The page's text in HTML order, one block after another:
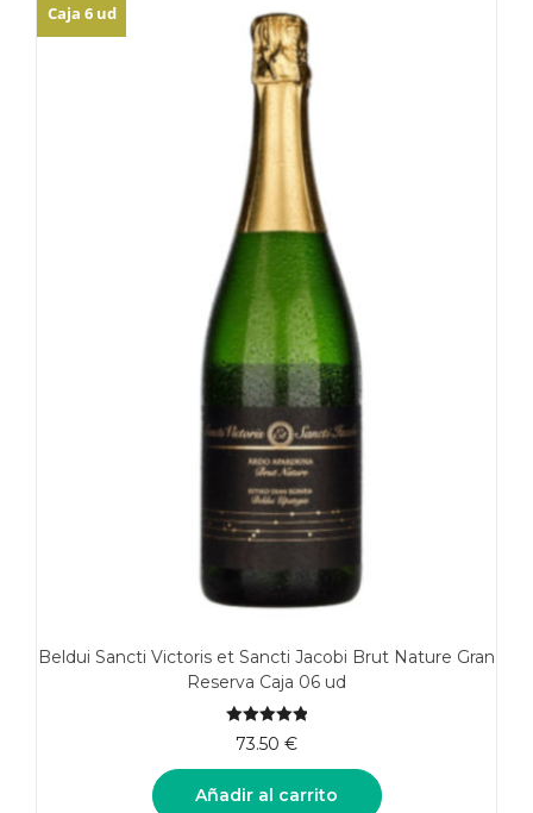
Caja 6 ud
Beldui Sancti Victoris et Sancti Jacobi Brut Nature Gran
Reserva Caja 06 ud
5.00de 5
73.50 €
Añadir al carrito